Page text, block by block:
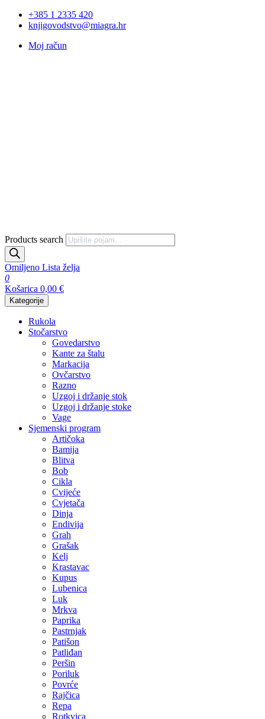
+385 1 2335 420
knjigovodstvo@miagra.hr
Moj račun
Products search
Omiljeno Lista želja
0
Košarica 0,00 €
Kategorije
Rukola
Stočarstvo
Govedarstvo
Kante za štalu
Markacija
Ovčarstvo
Razno
Uzgoj i držanje stok
Uzgoj i držanje stoke
Vage
Sjemenski program
Artičoka
Bamija
Blitva
Bob
Cikla
Cvijeće
Cvjetača
Dinja
Endivija
Grah
Grašak
Kelj
Krastavac
Kupus
Lubenica
Luk
Mrkva
Paprika
Pastrnjak
Patišon
Patliđan
Peršin
Poriluk
Povrće
Rajčica
Repa
Rotkvica